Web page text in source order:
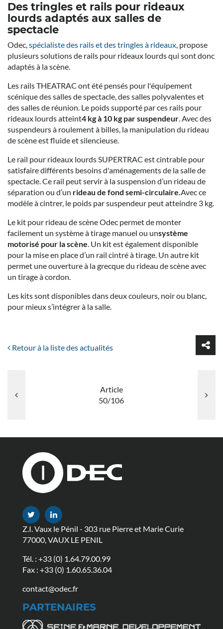
Des tringles et rails pour rideaux
lourds adaptés aux salles de
spectacle
Odec,spécialiste des rails et des tringles à rideaux, propose
plusieurs solutions de rails pour rideaux lourds qui sont donc
adaptés à la scène.
Les rails THEATRAC ont été pensés pour l'équipement
scénique des salles de spectacle, des salles polyvalentes et
des salles de réunion. Le poids supporté par ces rails pour
rideaux lourds atteint4 kg à 10 kg par suspendeur. Avec des
suspendeurs à roulement à billes, la manipulation du rideau
de scène est fluide et silencieuse.
Le rail pour rideaux lourds SUPERTRAC est cintrable pour
satisfaire différents besoins d'aménagements de la salle de
spectacle. Ce rail peut servir à la suspension d’un rideau de
séparation ou d’un rideau de fond semi-circulaire.Avec ce
modèle à cintrer, le poids par suspendeur peut atteindre 3 kg.
Le kit pour rideau de scène Odec permet de monter
facilement un système à tirage manuel ou unsystème
motorisé pour la scène. Un kit est également disponible
pour la mise en place d’un rail cintré à tirage. Un autre kit
permet une ouverture à la grecque du rideau de scène avec
un tirage à cordon.
Les kits sont disponibles dans deux couleurs, noir ou blanc,
pour mieux s’intégrer à la salle.
Retour à la liste des actualités
Article
50/106
Z.I. Vaux le Pénil - 303 rue Pierre et Marie Curie
77000, VAUX LE PENIL
Tél. : +33 (0) 1.64.79.00.99
Fax : +33 (0) 1.60.65.36.04
contact@odec.fr
PARTENAIRES